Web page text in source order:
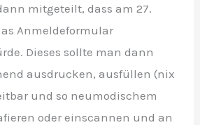
mitgeteilt, dass am 27.
Anmeldeformular
Dieses sollte man dann
ausdrucken, ausfüllen (nix
und so neumodischem
oder einscannen und an